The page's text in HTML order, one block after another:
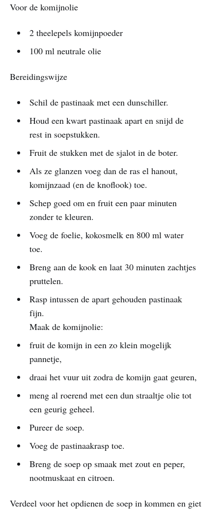
Voor de komijnolie
2 theelepels komijnpoeder
100 ml neutrale olie
Bereidingswijze
Schil de pastinaak met een dunschiller.
Houd een kwart pastinaak apart en snijd de
rest in soepstukken.
Fruit de stukken met de sjalot in de boter.
Als ze glanzen voeg dan de ras el hanout,
komijnzaad (en de knoflook) toe.
Schep goed om en fruit een paar minuten
zonder te kleuren.
Voeg de foelie, kokosmelk en 800 ml water
toe.
Breng aan de kook en laat 30 minuten zachtjes
pruttelen.
Rasp intussen de apart gehouden pastinaak
fijn.
Maak de komijnolie:
fruit de komijn in een zo klein mogelijk
pannetje,
draai het vuur uit zodra de komijn gaat geuren,
meng al roerend met een dun straaltje olie tot
een geurig geheel.
Pureer de soep.
Voeg de pastinaakrasp toe.
Breng de soep op smaak met zout en peper,
nootmuskaat en citroen.
Verdeel voor het opdienen de soep in kommen en giet